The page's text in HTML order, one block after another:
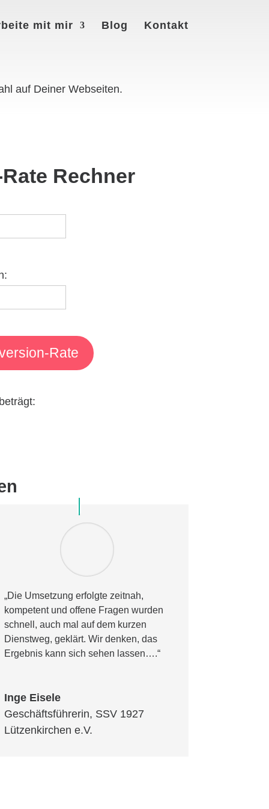
mit mir Blog Kontakt
auf Deiner Webseiten.
Rechner
Rate
„Die Umsetzung erfolgte zeitnah,
kompetent und offene Fragen wurden
schnell, auch mal auf dem kurzen
Dienstweg, geklärt. Wir denken, das
Ergebnis kann sich sehen lassen….“
Inge Eisele
Geschäftsführerin, SSV 1927
Lützenkirchen e.V.